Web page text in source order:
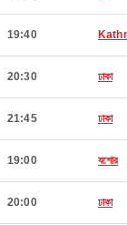
19:40
20:30 ঢাকা
21:45 ঢাকা
19:00 যশোর
20:00 ঢাকা